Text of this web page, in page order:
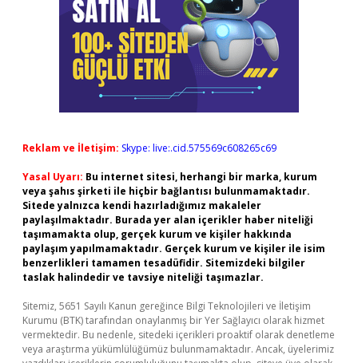
Reklam ve İletişim: Skype: live:.cid.575569c608265c69
Yasal Uyarı: Bu internet sitesi, herhangi bir marka, kurum
veya şahıs şirketi ile hiçbir bağlantısı bulunmamaktadır.
Sitede yalnızca kendi hazırladığımız makaleler
paylaşılmaktadır. Burada yer alan içerikler haber niteliği
taşımamakta olup, gerçek kurum ve kişiler hakkında
paylaşım yapılmamaktadır. Gerçek kurum ve kişiler ile isim
benzerlikleri tamamen tesadüfidir. Sitemizdeki bilgiler
taslak halindedir ve tavsiye niteliği taşımazlar.
Sitemiz, 5651 Sayılı Kanun gereğince Bilgi Teknolojileri ve İletişim
Kurumu (BTK) tarafından onaylanmış bir Yer Sağlayıcı olarak hizmet
vermektedir. Bu nedenle, sitedeki içerikleri proaktif olarak denetleme
veya araştırma yükümlülüğümüz bulunmamaktadır. Ancak, üyelerimiz